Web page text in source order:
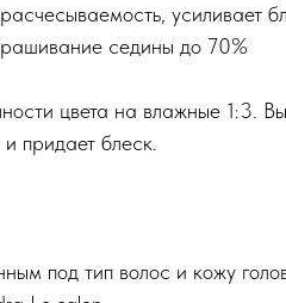
усиливает
седины до 70%
цвета на влажные 1:3.
придает блеск.
под тип волос и кожу